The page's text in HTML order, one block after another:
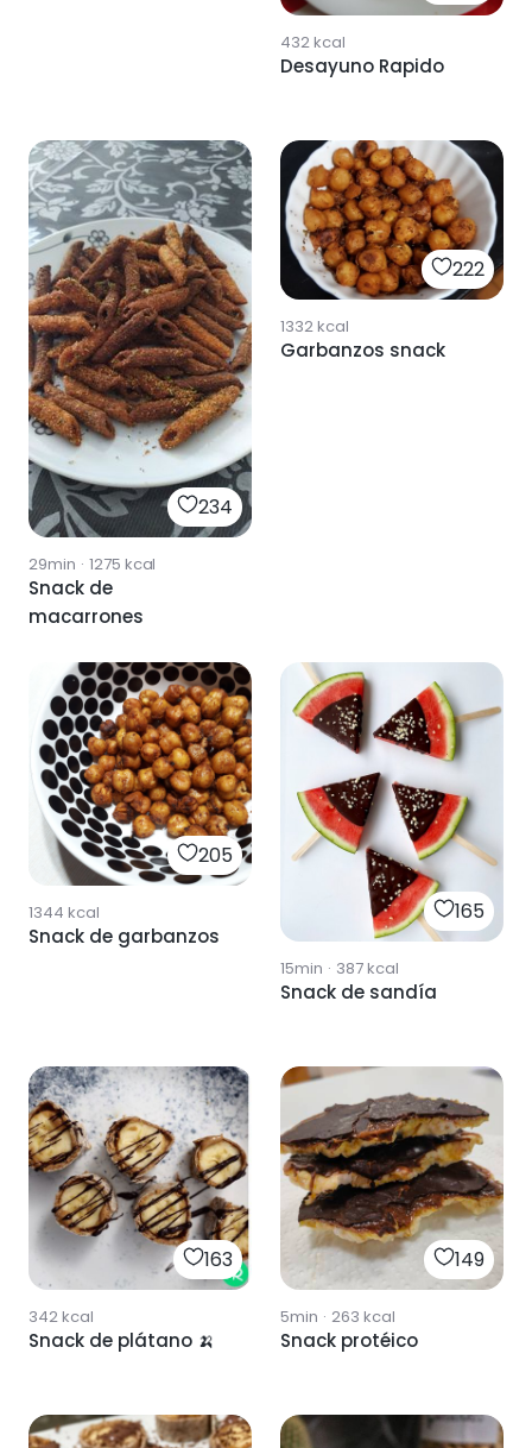
432kcal
Desayuno Rapido
234
29min · 1275 kcal
Snack de
macarrones
222
1332kcal
Garbanzos snack
205
1344 kcal
Snack de garbanzos
165
15min · 387kcal
Snack de sandía
163
342kcal
Snack de plátano 🍌
149
5min · 263 kcal
Snack protéico